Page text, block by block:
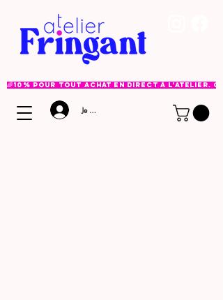
🌈 10% pour tout achat en direct à l'atelier.
Je me connecte